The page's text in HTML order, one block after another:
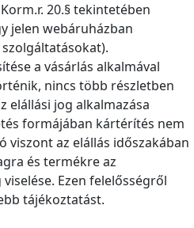
20.§ tekintetében
jelen webáruházban
a vásárlás alkalmával
nincs több részletben
elállási jog alkalmazása
formájában kártérítés nem
viszont az elállás időszakában
és termékre az
Ezen felelősségről
tájékoztatást.